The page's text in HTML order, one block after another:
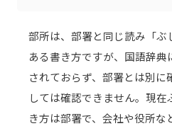
部所は、部署と同じ読み「ぶ
ある書き方ですが、国語辞
されておらず、部署とは別に
しては確認できません。現
き方は部署で、会社や役所な